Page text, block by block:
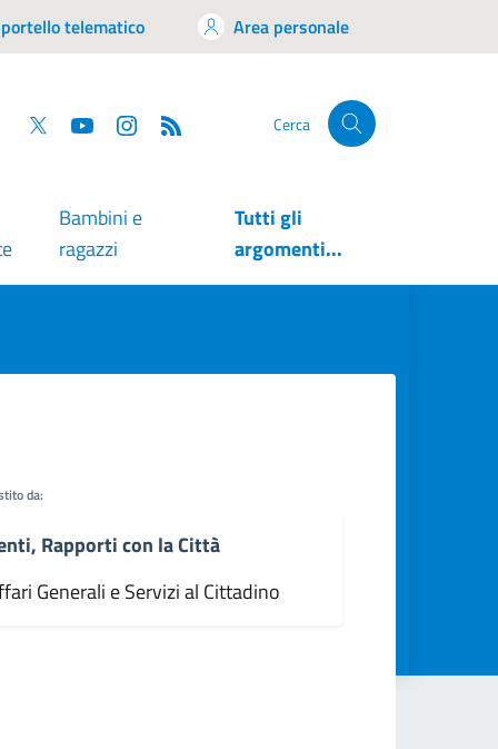
telematico Area personale
Facebook
Twitter YouTube Cerca
Bambini e
ragazzi
Tutti gli
argomenti...
da:
Rapporti con la Città
Generali e Servizi al Cittadino